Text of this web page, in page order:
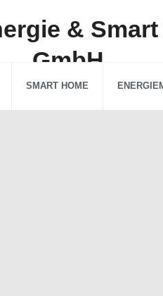
SMART HOME